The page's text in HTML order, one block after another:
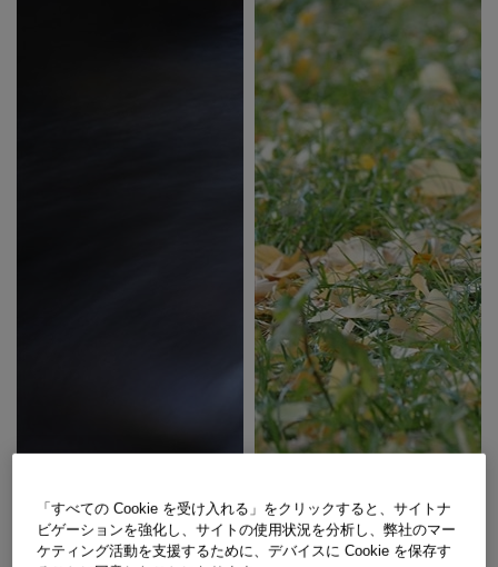
「すべての Cookie を受け入れる」をクリックすると、サイトナ
ビゲーションを強化し、サイトの使用状況を分析し、弊社のマー
ケティング活動を支援するために、デバイスに Cookie を保存す